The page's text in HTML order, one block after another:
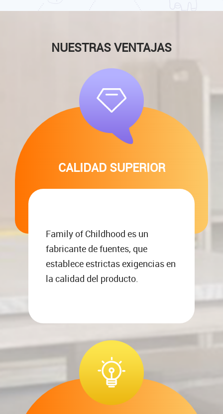
NUESTRAS VENTAJAS
CALIDAD SUPERIOR
Family of Childhood es un
fabricante de fuentes, que
establece estrictas exigencias en
la calidad del producto.